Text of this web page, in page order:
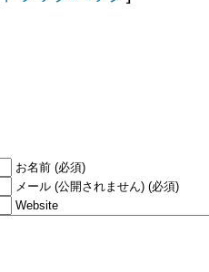
お名前 (必須)
メール (公開されません) (必須)
Website